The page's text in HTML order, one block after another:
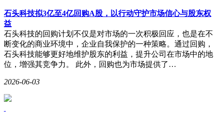
石头科技拟3亿至4亿回购A股，以行动守护市场信心与股东权
益
石头科技的回购计划不仅是对市场的一次积极回应，也是在不
断变化的商业环境中，企业自我保护的一种策略。通过回购，
石头科技能够更好地维护股东的利益，提升公司在市场中的地
位，增强其竞争力。 此外，回购也为市场提供了…
2026-06-03